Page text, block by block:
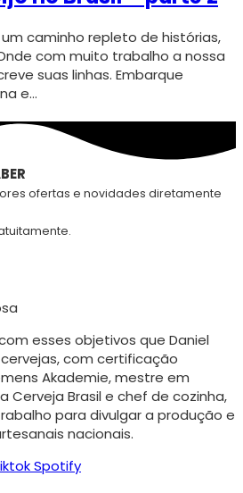
caminho repleto de histórias,
com muito trabalho a nossa
suas linhas. Embarque
e…
ofertas e novidades diretamente
esses objetivos que Daniel
com certificação
Akademie, mestre em
Cerveja Brasil e chef de cozinha,
para divulgar a produção e
nacionais.
Spotify